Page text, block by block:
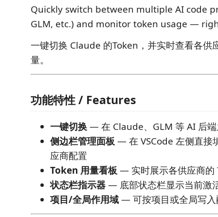
Quickly switch between multiple AI code
GLM, etc.) and monitor token usage —
一键切换 Claude 的Token，并实时查看各供
量。
功能特性 / Features
一键切换— 在 Claude、GLM 等 AI 后
侧边栏管理面板— 在 VSCode 左侧直接
应商配置
Token 用量看板— 实时展示各供应商的
状态栏指示器— 底部状态栏显示当前激
项目/全局作用域— 可按项目或全局写入